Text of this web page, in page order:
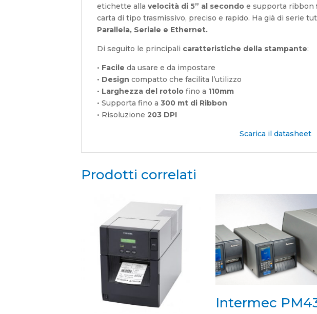
etichette allavelocità di 5” al secondo e supporta ribbon
carta di tipo trasmissivo, preciso e rapido. Ha già di serie
Parallela, Seriale e Ethernet.
Di seguito le principali caratteristiche della stampante:
• Facile da usare e da impostare
• Design compatto che facilita l’utilizzo
• Larghezza del rotolo fino a 110mm
• Supporta fino a300 mt di Ribbon
• Risoluzione203 DPI
Scarica il datasheet
Prodotti correlati
Intermec